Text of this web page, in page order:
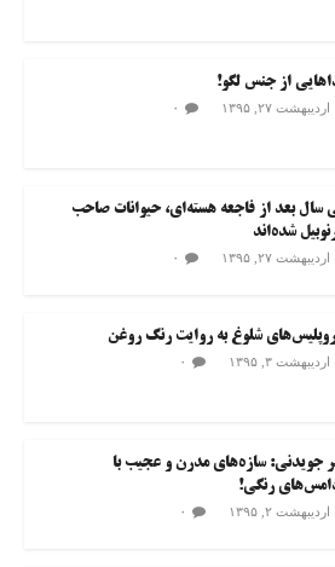
از جنس لگو!
اردیبهشت ۲۷, ۱۳۹۵ ۰
سال بعد از فاجعه هسته‌ای، حیوانات صاحب
شده‌اند
اردیبهشت ۲۷, ۱۳۹۵ ۰
شلوغ به روایت رنگ روغن
اردیبهشت ۳, ۱۳۹۵ ۰
جویدنی: سازه‌های مدرن و عجیب با
رنگی!
اردیبهشت ۲, ۱۳۹۵ ۰